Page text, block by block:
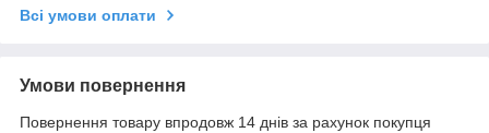
Всі умови оплати
Умови повернення
Повернення товару впродовж 14 днів за рахунок покупця